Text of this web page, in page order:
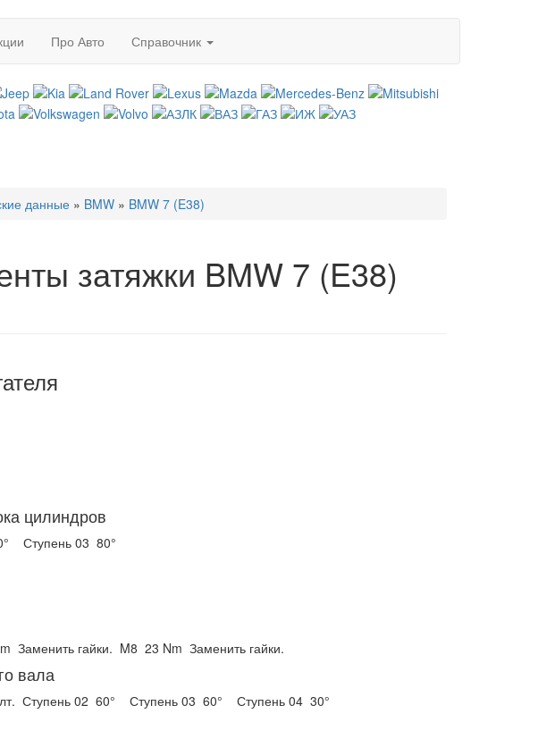
Про Авто Справочник
данные » BMW » BMW 7 (E38)
затяжки BMW 7 (E38)
цилиндров
Ступень 03 80°
Заменить гайки. M8 23 Nm Заменить гайки.
вала
Ступень 02 60° Ступень 03 60° Ступень 04 30°